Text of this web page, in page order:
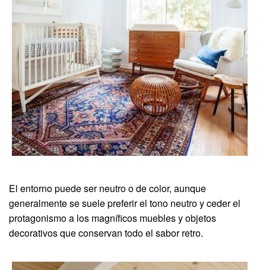
El entorno puede ser neutro o de color, aunque
generalmente se suele preferir el tono neutro y ceder el
protagonismo a los magníficos muebles y objetos
decorativos que conservan todo el sabor retro.